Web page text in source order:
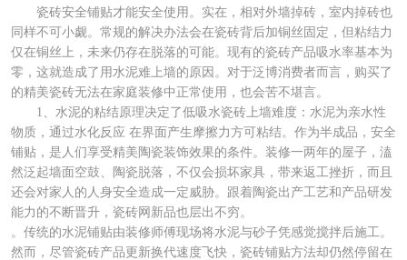
瓷砖安全铺贴才能安全使用。实在，相对外墙掉砖，室内掉砖也
同样不可小觑。常规的解决办法会在瓷砖背后加铜丝固定，但粘结力
仅在铜丝上，未来仍存在脱落的可能。现有的瓷砖产品吸水率基本为
零，这就造成了用水泥难上墙的原因。对于泛博消费者而言，购买了
的精美瓷砖无法在家庭装修中正常使用，也会苦不堪言。
1、水泥的粘结原理决定了低吸水瓷砖上墙难度：水泥为亲水性
物质，通过水化反应 在界面产生摩擦力方可粘结。作为半成品，安全
铺贴，是人们享受精美陶瓷装饰效果的条件。装修一两年的屋子，溘
然泛起墙面空鼓、陶瓷脱落，不仅会损坏家具，带来返工挫折，而且
还会对家人的人身安全造成一定威胁。跟着陶瓷出产工艺和产品研发
能力的不断晋升，瓷砖网新品也层出不穷。
。传统的水泥铺贴由装修师傅现场将水泥与砂子凭感觉搅拌后施工。
然而，尽管瓷砖产品更新换代速度飞快，瓷砖铺贴方法却仍然停留在